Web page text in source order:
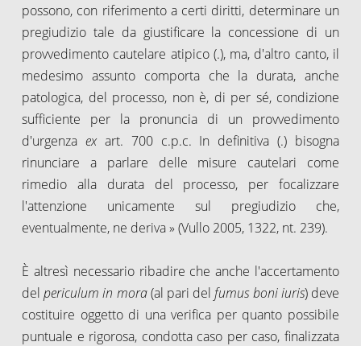
possono, con riferimento a certi diritti, determinare un
pregiudizio tale da giustificare la concessione di un
provvedimento cautelare atipico (.), ma, d'altro canto, il
medesimo assunto comporta che la durata, anche
patologica, del processo, non è, di per sé, condizione
sufficiente per la pronuncia di un provvedimento
d'urgenza exart. 700 c.p.c. In definitiva (.) bisogna
rinunciare a parlare delle misure cautelari come
rimedio alla durata del processo, per focalizzare
l'attenzione unicamente sul pregiudizio che,
eventualmente, ne deriva » (Vullo 2005, 1322, nt. 239).
È altresì necessario ribadire che anche l'accertamento
delpericulum in mora(al pari del fumus boni iuris) deve
costituire oggetto di una verifica per quanto possibile
puntuale e rigorosa, condotta caso per caso, finalizzata